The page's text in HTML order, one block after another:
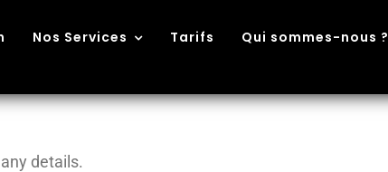
Nos Services Tarifs Qui sommes-nous ?
details.